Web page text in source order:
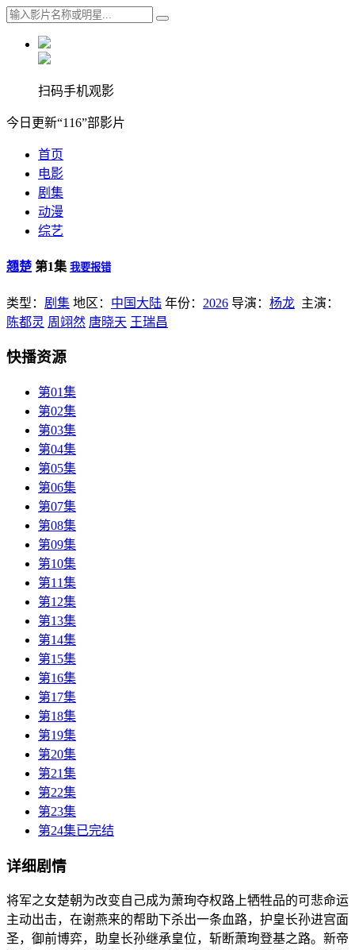
扫码手机观影
今日更新“116”部影片
首页
电影
剧集
动漫
综艺
翘楚 第1集 我要报错
类型： 剧集 地区： 中国大陆 年份： 2026 导演： 杨龙 主演：
陈都灵 周翊然 唐晓天 王瑞昌
快播资源
第01集
第02集
第03集
第04集
第05集
第06集
第07集
第08集
第09集
第10集
第11集
第12集
第13集
第14集
第15集
第16集
第17集
第18集
第19集
第20集
第21集
第22集
第23集
第24集已完结
详细剧情
将军之女楚朝为改变自己成为萧珣夺权路上牺牲品的可悲命运
主动出击，在谢燕来的帮助下杀出一条血路，护皇长孙进宫面
圣，御前博弈，助皇长孙继承皇位，斩断萧珣登基之路。新帝